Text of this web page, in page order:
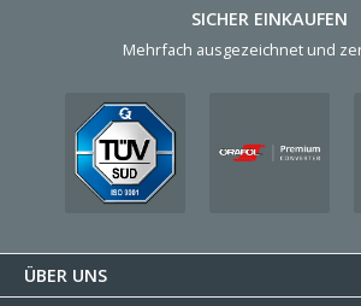
SICHER EINKAUFEN
Mehrfach ausgezeichnet und
ÜBER UNS